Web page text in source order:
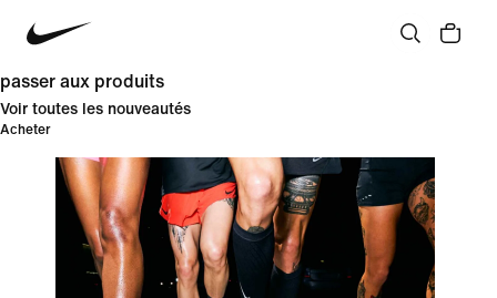
passer aux produits
Voir toutes les nouveautés
Acheter